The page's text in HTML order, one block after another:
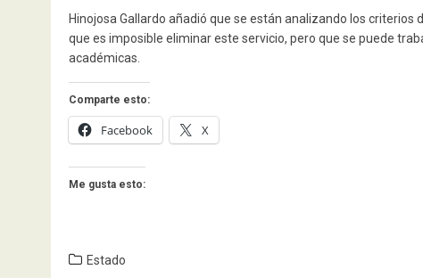
Hinojosa Gallardo añadió que se están analizando los
que es imposible eliminar este servicio, pero que se puede
académicas.
Comparte esto:
Facebook X
Me gusta esto:
Estado